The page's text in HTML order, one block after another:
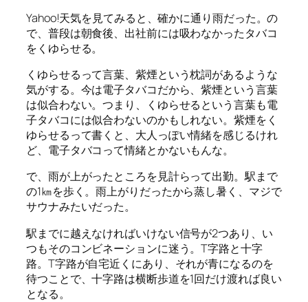
Yahoo!天気を見てみると、確かに通り雨だった。の
で、普段は朝食後、出社前には吸わなかったタバコ
をくゆらせる。
くゆらせるって言葉、紫煙という枕詞があるような
気がする。今は電子タバコだから、紫煙という言葉
は似合わない。つまり、くゆらせるという言葉も電
子タバコには似合わないのかもしれない。紫煙をく
ゆらせるって書くと、大人っぽい情緒を感じるけれ
ど、電子タバコって情緒とかないもんな。
で、雨が上がったところを見計らって出勤。駅まで
の1㎞を歩く。雨上がりだったから蒸し暑く、マジで
サウナみたいだった。
駅までに越えなければいけない信号が2つあり、い
つもそのコンビネーションに迷う。T字路と十字
路。T字路が自宅近くにあり、それが青になるのを
待つことで、十字路は横断歩道を1回だけ渡れば良い
となる。